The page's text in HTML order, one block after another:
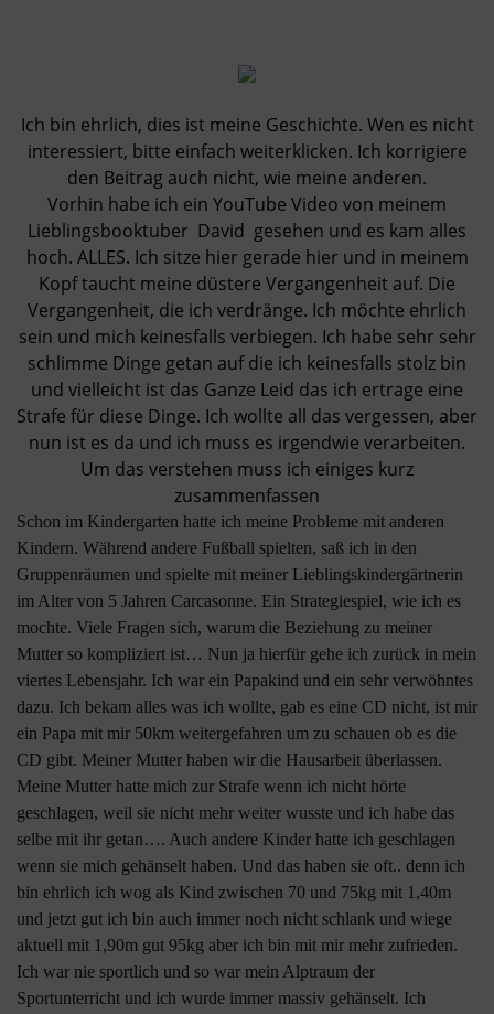
Ich bin ehrlich, dies ist meine Geschichte. Wen es nicht
interessiert, bitte einfach weiterklicken. Ich korrigiere
den Beitrag auch nicht, wie meine anderen.
Vorhin habe ich ein YouTube Video von meinem
Lieblingsbooktuber David gesehen und es kam alles
hoch. ALLES. Ich sitze hier gerade hier und in meinem
Kopf taucht meine düstere Vergangenheit auf. Die
Vergangenheit, die ich verdränge. Ich möchte ehrlich
sein und mich keinesfalls verbiegen. Ich habe sehr sehr
schlimme Dinge getan auf die ich keinesfalls stolz bin
und vielleicht ist das Ganze Leid das ich ertrage eine
Strafe für diese Dinge. Ich wollte all das vergessen, aber
nun ist es da und ich muss es irgendwie verarbeiten.
Um das verstehen muss ich einiges kurz
zusammenfassen
Schon im Kindergarten hatte ich meine Probleme mit anderen
Kindern. Während andere Fußball spielten, saß ich in den
Gruppenräumen und spielte mit meiner Lieblingskindergärtnerin
im Alter von 5 Jahren Carcasonne. Ein Strategiespiel, wie ich es
mochte. Viele Fragen sich, warum die Beziehung zu meiner
Mutter so kompliziert ist… Nun ja hierfür gehe ich zurück in mein
viertes Lebensjahr. Ich war ein Papakind und ein sehr verwöhntes
dazu. Ich bekam alles was ich wollte, gab es eine CD nicht, ist mir
ein Papa mit mir 50km weitergefahren um zu schauen ob es die
CD gibt. Meiner Mutter haben wir die Hausarbeit überlassen.
Meine Mutter hatte mich zur Strafe wenn ich nicht hörte
geschlagen, weil sie nicht mehr weiter wusste und ich habe das
selbe mit ihr getan…. Auch andere Kinder hatte ich geschlagen
wenn sie mich gehänselt haben. Und das haben sie oft.. denn ich
bin ehrlich ich wog als Kind zwischen 70 und 75kg mit 1,40m
und jetzt gut ich bin auch immer noch nicht schlank und wiege
aktuell mit 1,90m gut 95kg aber ich bin mit mir mehr zufrieden.
Ich war nie sportlich und so war mein Alptraum der
Sportunterricht und ich wurde immer massiv gehänselt. Ich